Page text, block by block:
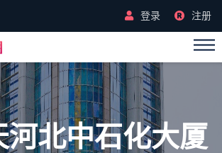
登录 注册
河北中石化大厦